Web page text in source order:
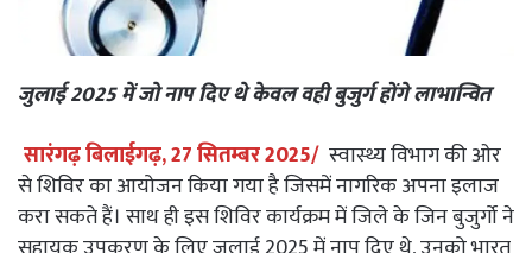
जुलाई 2025 में जो नाप दिए थे केवल वही बुजुर्ग होंगे लाभान्वित
सारंगढ़ बिलाईगढ़, 27 सितम्बर 2025/ स्वास्थ्य विभाग की ओर
से शिविर का आयोजन किया गया है जिसमें नागरिक अपना इलाज
करा सकते हैं। साथ ही इस शिविर कार्यक्रम में जिले के जिन बुजुर्गो ने